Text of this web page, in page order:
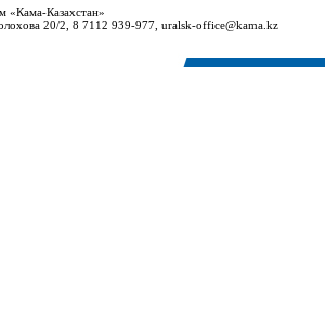
«Кама-Казахстан»
20/2, 8 7112 939-977, uralsk-office@kama.kz